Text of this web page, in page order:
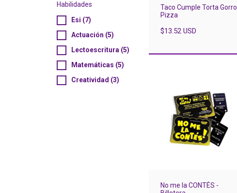
Habilidades
Esi (7)
Actuación (5)
Lectoescritura (5)
Matemáticas (5)
Creatividad (3)
Taco Cumple Torta Gorro
Pizza
$13.52 USD
No me la CONTÉS -